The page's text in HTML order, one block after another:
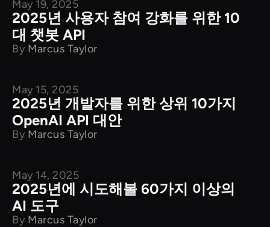
May 19, 2025
2025년 사용자 참여 강화를 위한 10
대 챗봇 API
By Marcus Taylor
제품 특징
May 15, 2025
2025년 개발자를 위한 상위 10가지
OpenAI API 대안
By Marcus Taylor
새 소식
May 14, 2025
2025년에 시도해볼 60가지 이상의
AI 도구
By Marcus Taylor